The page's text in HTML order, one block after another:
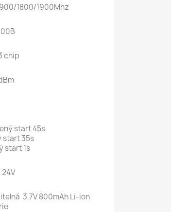
1800/1900Mhz
chip
start 45s
start 35s
start 1s
24V
3.7V 800mAh Li-ion